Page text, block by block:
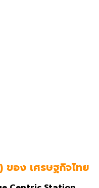
ของ เศรษฐกิจไทย